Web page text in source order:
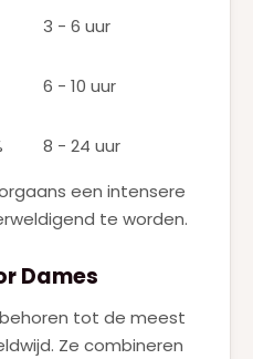
3 - 6 uur
6 - 10 uur
8 - 24 uur
een intensere
te worden.
Dames
tot de meest
Ze combineren